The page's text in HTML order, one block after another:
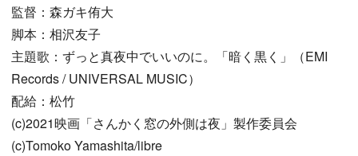
監督：森ガキ侑大
脚本：相沢友子
主題歌：ずっと真夜中でいいのに。「暗く黒く」（EMI
Records / UNIVERSAL MUSIC）
配給：松竹
(c)2021映画「さんかく窓の外側は夜」製作委員会
(c)Tomoko Yamashita/libre